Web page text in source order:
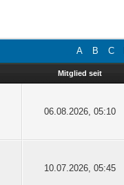
A B C
Mitglied seit
06.08.2026, 05:10
10.07.2026, 05:45